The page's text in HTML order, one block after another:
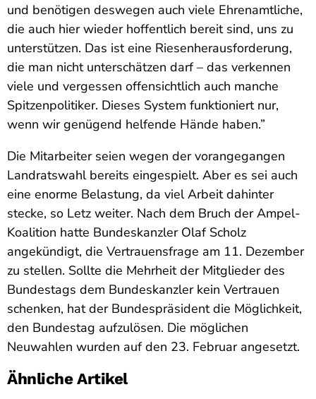
und benötigen deswegen auch viele Ehrenamtliche,
die auch hier wieder hoffentlich bereit sind, uns zu
unterstützen. Das ist eine Riesenherausforderung,
die man nicht unterschätzen darf – das verkennen
viele und vergessen offensichtlich auch manche
Spitzenpolitiker. Dieses System funktioniert nur,
wenn wir genügend helfende Hände haben.”
Die Mitarbeiter seien wegen der vorangegangen
Landratswahl bereits eingespielt. Aber es sei auch
eine enorme Belastung, da viel Arbeit dahinter
stecke, so Letz weiter. Nach dem Bruch der Ampel-
Koalition hatte Bundeskanzler Olaf Scholz
angekündigt, die Vertrauensfrage am 11. Dezember
zu stellen. Sollte die Mehrheit der Mitglieder des
Bundestags dem Bundeskanzler kein Vertrauen
schenken, hat der Bundespräsident die Möglichkeit,
den Bundestag aufzulösen. Die möglichen
Neuwahlen wurden auf den 23. Februar angesetzt.
Ähnliche Artikel